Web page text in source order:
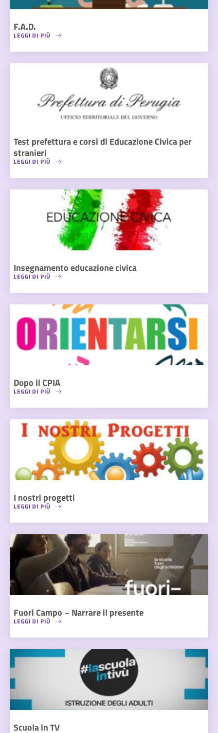
F.A.D.
LEGGI DI PIÙ
Test prefettura e corsi di Educazione Civica per
stranieri
LEGGI DI PIÙ
Insegnamento educazione civica
LEGGI DI PIÙ
Dopo il CPIA
LEGGI DI PIÙ
I nostri progetti
LEGGI DI PIÙ
Fuori Campo – Narrare il presente
LEGGI DI PIÙ
Scuola in TV